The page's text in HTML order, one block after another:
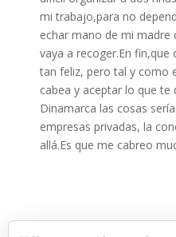
mi trabajo,para no
echar mano de mi madre
vaya a recoger.En
tan feliz, pero tal y como
cabea y aceptar lo que te
Dinamarca las cosas
empresas privadas, la
allá.Es que me cabreo